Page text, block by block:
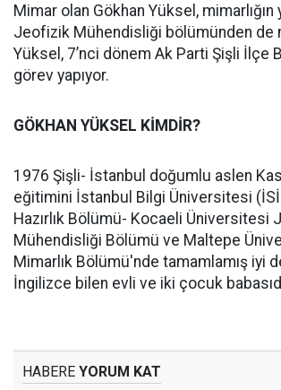
Mimar olan Gökhan Yüksel, mimarlığın
Jeofizik Mühendisliği bölümünden de
Yüksel, 7’nci dönem Ak Parti Şişli İlçe
görev yapıyor.
GÖKHAN YÜKSEL KİMDİR?
1976 Şişli- İstanbul doğumlu aslen
eğitimini İstanbul Bilgi Üniversitesi
Hazırlık Bölümü- Kocaeli Üniversitesi
Mühendisliği Bölümü ve Maltepe
Mimarlık Bölümü'nde tamamlamış iyi
İngilizce bilen evli ve iki çocuk
HABERE YORUM KAT